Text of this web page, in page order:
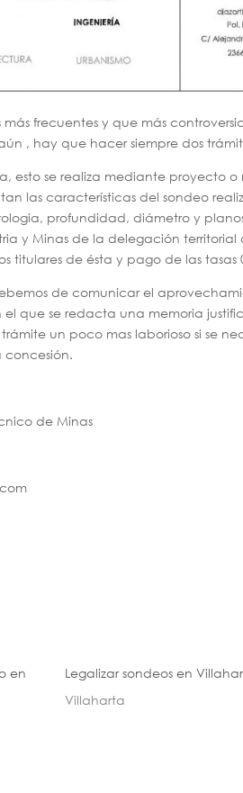
más frecuentes y que más
, hay que hacer siempre dos
esto se realiza mediante proyecto
las características del sondeo
profundidad, diámetro y
y Minas de la delegación
titulares de ésta y pago de las tasas
de comunicar el
el que se redacta una memoria
un poco mas laborioso si se
de Minas
en
Legalizar sondeos en
Villaharta